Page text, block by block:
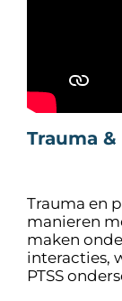
Trauma
Trauma en
manieren
maken
interacties,
PTSS